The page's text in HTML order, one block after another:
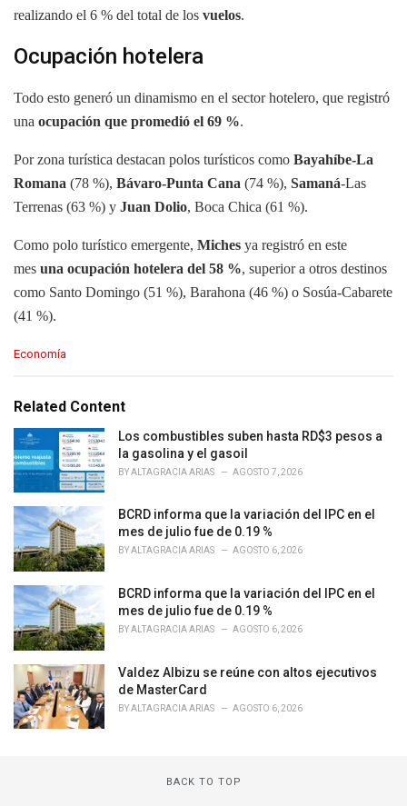
realizando el 6 % del total de los vuelos.
Ocupación hotelera
Todo esto generó un dinamismo en el sector hotelero, que registró
una ocupación que promedió el 69 %.
Por zona turística destacan polos turísticos como Bayahíbe-La
Romana (78 %), Bávaro-Punta Cana (74 %), Samaná-Las
Terrenas (63 %) y Juan Dolio, Boca Chica (61 %).
Como polo turístico emergente, Miches ya registró en este
mes una ocupación hotelera del 58 %, superior a otros destinos
como Santo Domingo (51 %), Barahona (46 %) o Sosúa-Cabarete
(41 %).
C
e
r
i
e
:
Economía
Related Content
Los combustibles suben hasta RD$3 pesos a
la gasolina y el gasoil
BYALTAGRACIA ARIAS AGOSTO 7, 2026
BCRD informa que la variación del IPC en el
mes de julio fue de 0.19 %
BYALTAGRACIA ARIAS AGOSTO 6, 2026
BCRD informa que la variación del IPC en el
mes de julio fue de 0.19 %
BYALTAGRACIA ARIAS AGOSTO 6, 2026
Valdez Albizu se reúne con altos ejecutivos
de MasterCard
BYALTAGRACIA ARIAS AGOSTO 6, 2026
BACK TO TOP